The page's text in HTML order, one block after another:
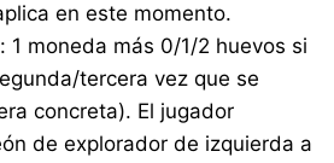
en este momento.
1 moneda más 0/1/2 huevos si
tercera vez que se
concreta). El jugador
de explorador de izquierda a